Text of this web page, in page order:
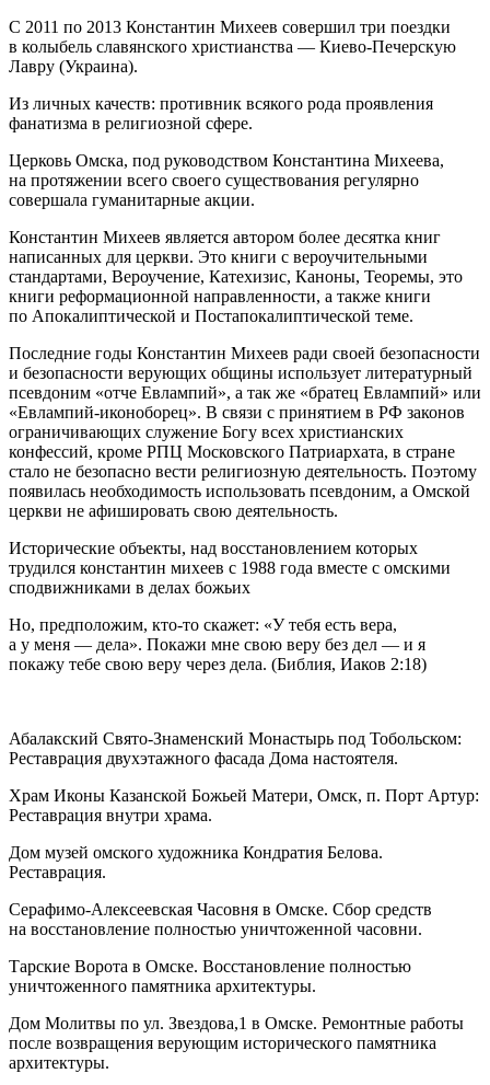
С 2011 по 2013 Константин Михеев совершил три поездки
в колыбель славянского христианства — Киево-Печерскую
Лавру (Украина).
Из личных качеств: противник всякого рода проявления
фанатизма в религиозной сфере.
Церковь Омска, под руководством Константина Михеева,
на протяжении всего своего существования регулярно
совершала гуманитарные акции.
Константин Михеев является автором более десятка книг
написанных для церкви. Это книги с вероучительными
стандартами, Вероучение, Катехизис, Каноны, Теоремы, это
книги реформационной направленности, а также книги
по Апокалиптической и Постапокалиптической теме.
Последние годы Константин Михеев ради своей безопасности
и безопасности верующих общины использует литературный
псевдоним «отче Евлампий», а так же «братец Евлампий» или
«Евлампий-иконоборец». В связи с принятием в РФ законов
ограничивающих служение Богу всех христианских
конфессий, кроме РПЦ Московского Патриархата, в стране
стало не безопасно вести религиозную деятельность. Поэтому
появилась необходимость использовать псевдоним, а Омской
церкви не афишировать свою деятельность.
Исторические объекты, над восстановлением которых
трудился константин михеев с 1988 года вместе с омскими
сподвижниками в делах божьих
Но, предположим, кто-то скажет: «У тебя есть вера,
а у меня — дела». Покажи мне свою веру без дел — и я
покажу тебе свою веру через дела. (Библия, Иаков 2:18)
Абалакский Свято-Знаменский Монастырь под Тобольском:
Реставрация двухэтажного фасада Дома настоятеля.
Храм Иконы Казанской Божьей Матери, Омск, п. Порт Артур:
Реставрация внутри храма.
Дом музей омского художника Кондратия Белова.
Реставрация.
Серафимо-Алексеевская Часовня в Омске. Сбор средств
на восстановление полностью уничтоженной часовни.
Тарские Ворота в Омске. Восстановление полностью
уничтоженного памятника архитектуры.
Дом Молитвы по ул. Звездова,1 в Омске. Ремонтные работы
после возвращения верующим исторического памятника
архитектуры.